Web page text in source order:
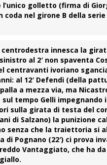
l’unico golletto (firma di
nel girone B della
centrodestra innesca la
al 2′ non spaventa
centravanti ivoriano
al 12′ Defendi (della
a mezza via, ma
sul tempo Gelli
sulla girata di testa del
di Salzano) la punizione
senza che la traiettoria si
Pognano (22′) ci prova
Vantaggiato, che ha